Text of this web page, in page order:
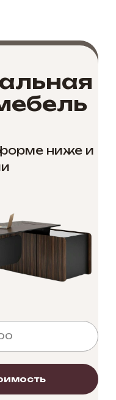
ниже и